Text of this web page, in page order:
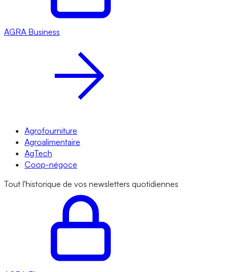
AGRA Business
Agrofourniture
Agroalimentaire
AgTech
Coop-négoce
Tout l'historique de vos newsletters quotidiennes